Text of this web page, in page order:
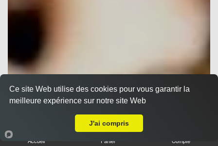
Accueil Panier Compte
Ce site Web utilise des cookies pour vous garantir la
meilleure expérience sur notre site Web
J'ai compris